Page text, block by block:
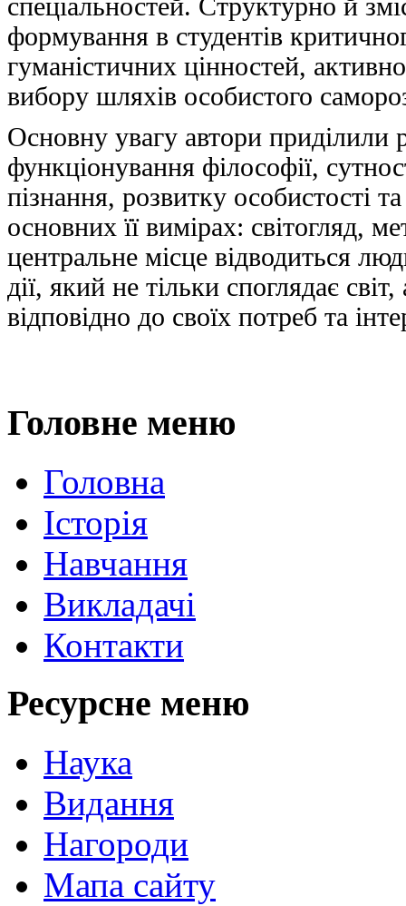
спеціальностей. Структурно й
формування в студентів
гуманістичних цінностей,
вибору шляхів особистого
Основну увагу автори приділили
функціонування філософії,
пізнання, розвитку особистості
основних її вимірах: світогляд,
центральне місце відводиться
дії, який не тільки споглядає
відповідно до своїх потреб та
Головне меню
Головна
Історія
Навчання
Викладачі
Контакти
Ресурсне меню
Наука
Видання
Нагороди
Мапа сайту